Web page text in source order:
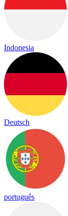
Indonesia
Deutsch
português